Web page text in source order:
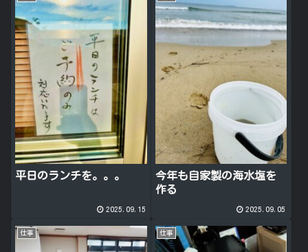
平日のランチを。。。
2025.09.15
今年も自家製の海水塩を
作る
2025.09.05
仕事 仕事